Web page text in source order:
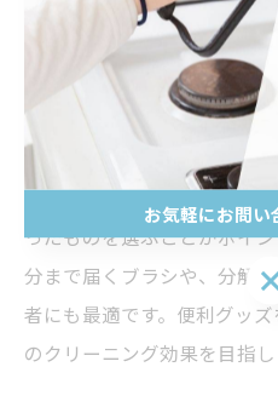
選び方
エアコンクリーニングを効
選びが重要です。代表的なア
用ブラシ、エアコン洗浄ス
などがあります。選ぶ際は
ったものを選ぶことがポイ
分まで届くブラシや、分解
者にも最適です。便利グッ
のクリーニング効果を目指し
お気軽にお問い
お気軽にお問い